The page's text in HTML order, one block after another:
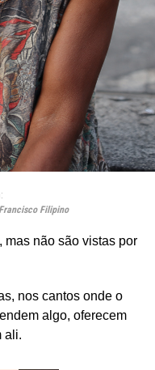
Filipino
mas não são vistas por
nos cantos onde o
algo, oferecem
ali.